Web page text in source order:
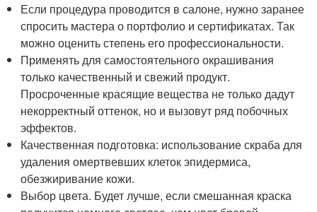
Если процедура проводится в салоне, нужно заранее
спросить мастера о портфолио и сертификатах. Так
можно оценить степень его профессиональности.
Применять для самостоятельного окрашивания
только качественный и свежий продукт.
Просроченные красящие вещества не только дадут
некорректный оттенок, но и вызовут ряд побочных
эффектов.
Качественная подготовка: использование скраба для
удаления омертвевших клеток эпидермиса,
обезжиривание кожи.
Выбор цвета. Будет лучше, если смешанная краска